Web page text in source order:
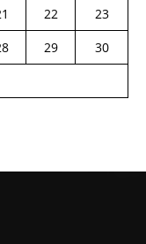
22
23
29
30